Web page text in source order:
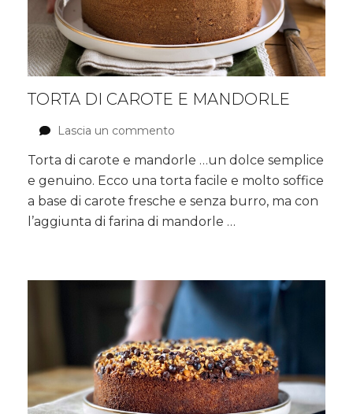
TORTA DI CAROTE E MANDORLE
Lascia un commento
di
carote
e
mandorle
Torta di carote e mandorle …un dolce semplice
e genuino. Ecco una torta facile e molto soffice
a base di carote fresche e senza burro, ma con
l’aggiunta di farina di mandorle …